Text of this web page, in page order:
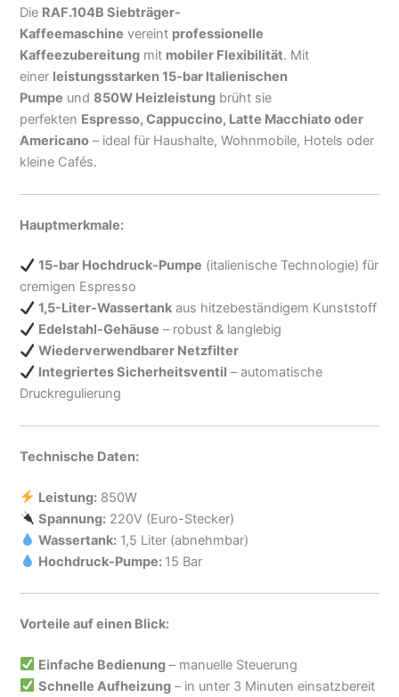
Die RAF.104B Siebträger-
Kaffeemaschine vereint professionelle
Kaffeezubereitung mit mobiler Flexibilität. Mit
einer leistungsstarken 15-bar Italienischen
Pumpe und850W Heizleistung brüht sie
perfekten Espresso, Cappuccino, Latte Macchiato oder
Americano – ideal für Haushalte, Wohnmobile, Hotels oder
kleine Cafés.
Hauptmerkmale:
15-bar Hochdruck-Pumpe (italienische Technologie) für
cremigen Espresso
1,5-Liter-Wassertank aus hitzebeständigem Kunststoff
Edelstahl-Gehäuse – robust & langlebig
Wiederverwendbarer Netzfilter
Integriertes Sicherheitsventil – automatische
Druckregulierung
Technische Daten:
Leistung: 850W
Spannung: 220V (Euro-Stecker)
Wassertank: 1,5 Liter (abnehmbar)
Hochdruck-Pumpe: 15 Bar
Vorteile auf einen Blick:
Einfache Bedienung – manuelle Steuerung
Schnelle Aufheizung – in unter 3 Minuten einsatzbereit